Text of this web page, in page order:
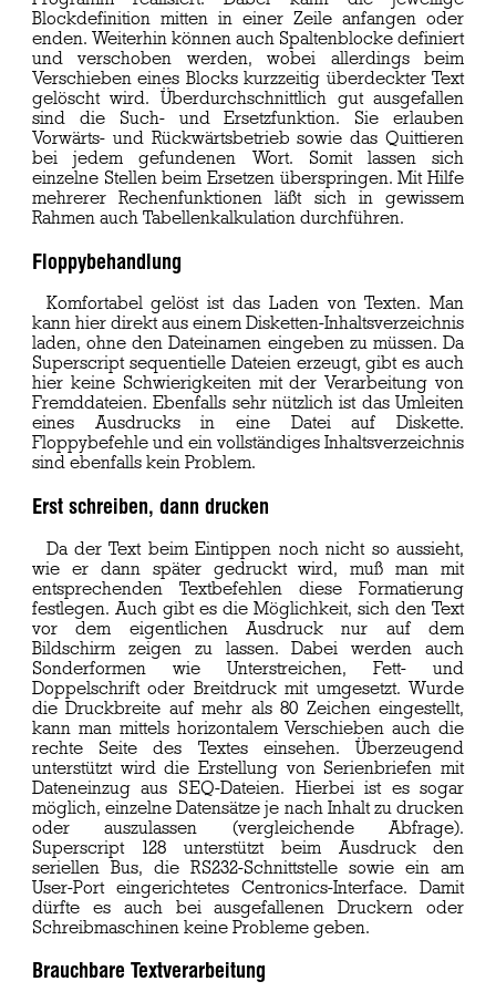
Blockdefinition mitten in einer Zeile anfangen oder
enden. Weiterhin können auch Spaltenblocke definiert
und verschoben werden, wobei allerdings beim
Verschieben eines Blocks kurzzeitig überdeckter Text
gelöscht wird. Überdurchschnittlich gut ausgefallen
sind die Such- und Ersetzfunktion. Sie erlauben
Vorwärts- und Rückwärtsbetrieb sowie das Quittieren
bei jedem gefundenen Wort. Somit lassen sich
einzelne Stellen beim Ersetzen überspringen. Mit Hilfe
mehrerer Rechenfunktionen läßt sich in gewissem
Rahmen auch Tabellenkalkulation durchführen.
Floppybehandlung
Komfortabel gelöst ist das Laden von Texten. Man
kann hier direkt aus einem Disketten-Inhaltsverzeichnis
laden, ohne den Dateinamen eingeben zu müssen. Da
Superscript sequentielle Dateien erzeugt, gibt es auch
hier keine Schwierigkeiten mit der Verarbeitung von
Fremddateien. Ebenfalls sehr nützlich ist das Umleiten
eines Ausdrucks in eine Datei auf Diskette.
Floppybefehle und ein vollständiges Inhaltsverzeichnis
sind ebenfalls kein Problem.
Erst schreiben, dann drucken
Da der Text beim Eintippen noch nicht so aussieht,
wie er dann später gedruckt wird, muß man mit
entsprechenden Textbefehlen diese Formatierung
festlegen. Auch gibt es die Möglichkeit, sich den Text
vor dem eigentlichen Ausdruck nur auf dem
Bildschirm zeigen zu lassen. Dabei werden auch
Sonderformen wie Unterstreichen, Fett- und
Doppelschrift oder Breitdruck mit umgesetzt. Wurde
die Druckbreite auf mehr als 80 Zeichen eingestellt,
kann man mittels horizontalem Verschieben auch die
rechte Seite des Textes einsehen. Überzeugend
unterstützt wird die Erstellung von Serienbriefen mit
Dateneinzug aus SEQ-Dateien. Hierbei ist es sogar
möglich, einzelne Datensätze je nach Inhalt zu drucken
oder auszulassen (vergleichende Abfrage).
Superscript 128 unterstützt beim Ausdruck den
seriellen Bus, die RS232-Schnittstelle sowie ein am
User-Port eingerichtetes Centronics-Interface. Damit
dürfte es auch bei ausgefallenen Druckern oder
Schreibmaschinen keine Probleme geben.
Brauchbare Textverarbeitung